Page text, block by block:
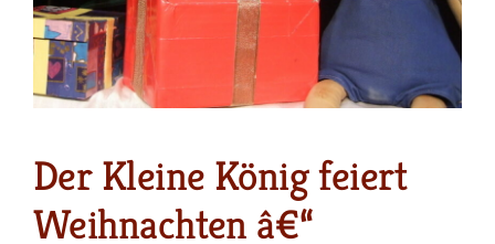
Der Kleine König feiert
Weihnachten â€“